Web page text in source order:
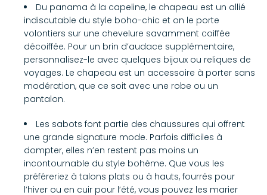
Du panama à la capeline, le chapeau est un allié
indiscutable du style boho-chic et on le porte
volontiers sur une chevelure savamment coiffée
décoiffée. Pour un brin d’audace supplémentaire,
personnalisez-le avec quelques bijoux ou reliques de
voyages. Le chapeau est un accessoire à porter sans
modération, que ce soit avec une robe ou un
pantalon.
Les sabots font partie des chaussures qui offrent
une grande signature mode. Parfois difficiles à
dompter, elles n’en restent pas moins un
incontournable du style bohème. Que vous les
préféreriez à talons plats ou à hauts, fourrés pour
l’hiver ou en cuir pour l’été, vous pouvez les marier